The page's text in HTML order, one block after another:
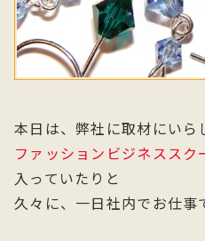
本日は、弊社に取材にいら
ファッションビジネススク
入っていたりと
久々に、一日社内でお仕事